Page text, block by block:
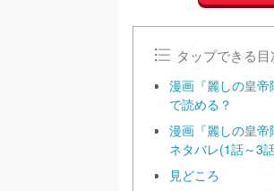
タップできる目
漫画『麗しの皇
で読める？
漫画『麗しの皇
ネタバレ(1話～3
見どころ